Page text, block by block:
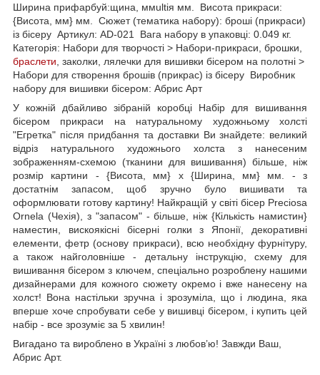
Ширина прифарбуй:щина, ммultiя мм. Висота прикраси:
{Висота, мм} мм. Сюжет (тематика набору): броші (прикраси)
із бісеру Артикул: AD-021 Вага набору в упаковці: 0.049 кг.
Категорія: Набори для творчості > Набори-прикраси, брошки,
браслети, заколки, лялечки для вишивки бісером на полотні >
Набори для створення брошів (прикрас) із бісеру Виробник
набору для вишивки бісером: Абрис Арт
У кожній дбайливо зібраній коробці Набір для вишивання
бісером прикраси на натуральному художньому холсті
"Егретка" після придбання та доставки Ви знайдете: великий
відріз натурального художнього холста з нанесеним
зображенням-схемою (тканини для вишивання) більше, ніж
розмір картини - {Висота, мм} х {Ширина, мм} мм. - з
достатнім запасом, щоб зручно було вишивати та
оформлювати готову картину! Найкращій у світі бісер Preciosa
Ornela (Чехія), з "запасом" - більше, ніж {Кількість намистин}
наместин, вискоякісні бісерні голки з Японії, декоративні
елементи, фетр (основу прикраси), всю необхідну фурнітуру,
а також найголовніше - детальну інструкцію, схему для
вишивання бісером з ключем, спеціально розроблену нашими
дизайнерами для кожного сюжету окремо і вже нанесену на
холст! Вона настільки зручна і зрозуміла, що і людина, яка
вперше хоче спробувати себе у вишивці бісером, і купить цей
набір - все зрозуміє за 5 хвилин!
Вигадано та вироблено в Україні з любов’ю! Завжди Ваш,
Абрис Арт.